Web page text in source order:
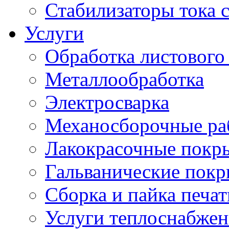
Стабилизаторы тока
Услуги
Обработка
Металлообработка
Электросварка
Механосборочные
Лакокрасочные
Гальванические
Сборка и пайка
Услуги